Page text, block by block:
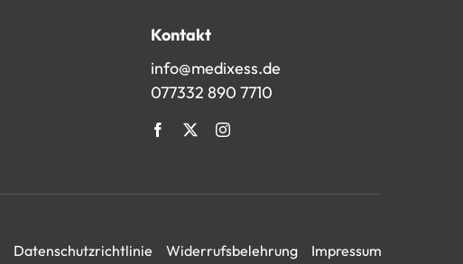
Kontakt
info@medixess.de
077332 890 7710
Datenschutzrichtlinie Widerrufsbelehrung Impressum